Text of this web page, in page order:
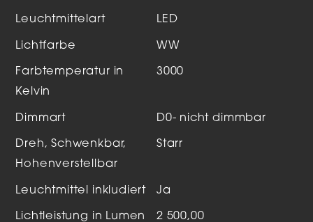
Leuchtmittelart LED
Lichtfarbe WW
Farbtemperatur in
Kelvin
3000
Dimmart D0- nicht dimmbar
Dreh, Schwenkbar,
Hohenverstellbar
Starr
Leuchtmittel inkludiert Ja
Lichtleistung in Lumen 2 500,00